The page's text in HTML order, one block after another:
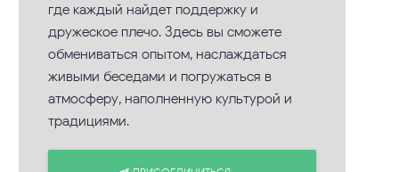
где каждый найдет поддержку и
дружеское плечо. Здесь вы сможете
обмениваться опытом, наслаждаться
живыми беседами и погружаться в
атмосферу, наполненную культурой и
традициями.